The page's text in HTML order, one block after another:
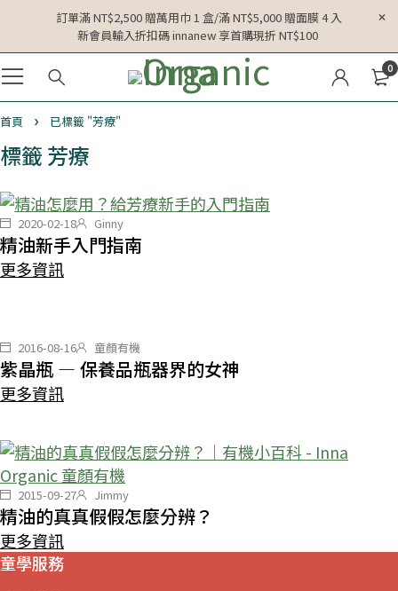
訂單滿 NT$2,500 贈萬用巾 1 盒/滿 NT$5,000 贈面膜 4 入
新會員輸入折扣碼 innanew 享首購現折 NT$100
0
首頁 已標籤 "芳療"
標籤 芳療
2020-02-18 Ginny
精油新手入門指南
更多資訊
2016-08-16 童顏有機
紫晶瓶 ― 保養品瓶器界的女神
更多資訊
2015-09-27 Jimmy
精油的真真假假怎麼分辨？
更多資訊
童學服務